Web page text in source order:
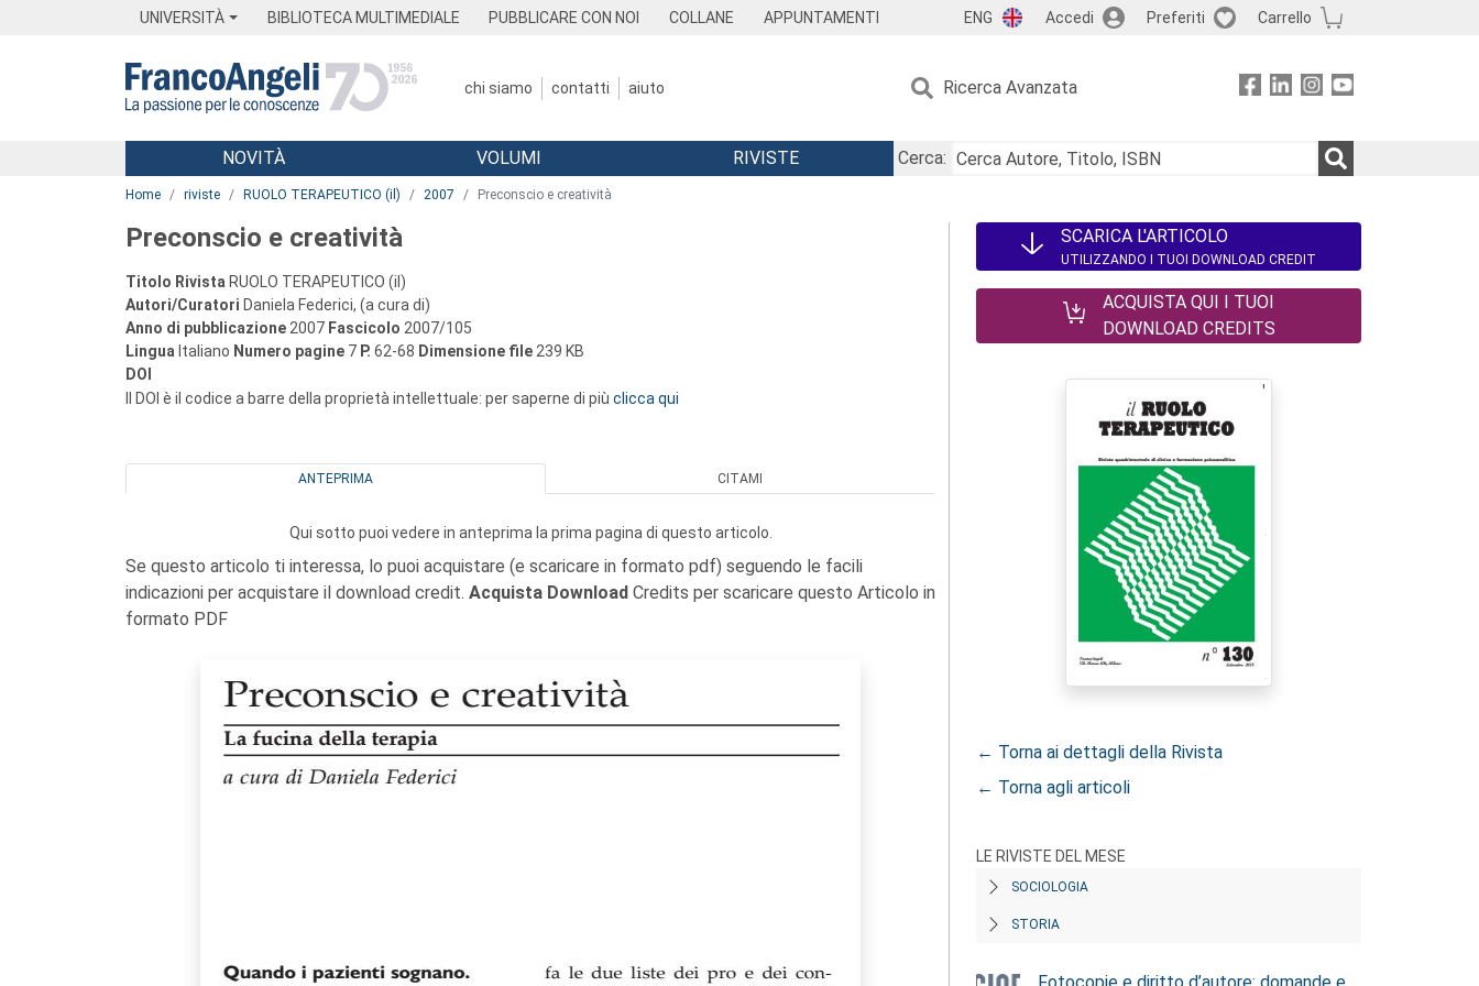
UNIVERSITÀ BIBLIOTECA MULTIMEDIALE PUBBLICARE CON NOI COLLANE APPUNTAMENTI ENG Accedi Preferiti Carrello
chi siamo contatti aiuto Ricerca Avanzata
Menu
NOVITÀ VOLUMI RIVISTE
Cerca:
Home riviste RUOLO TERAPEUTICO (il) 2007 Preconscio e creatività
Preconscio e creatività
Titolo Rivista RUOLO TERAPEUTICO (il)
Autori/Curatori Daniela Federici, (a cura di)
Anno di pubblicazione 2007 Fascicolo 2007/105
Lingua Italiano Numero pagine 7 P. 62-68 Dimensione file 239 KB
DOI
Il DOI è il codice a barre della proprietà intellettuale: per saperne di più clicca qui
ANTEPRIMA CITAMI
Qui sotto puoi vedere in anteprima la prima pagina di questo articolo.
Se questo articolo ti interessa, lo puoi acquistare (e scaricare in formato pdf) seguendo le facili
indicazioni per acquistare il download credit. Acquista Download Credits per scaricare questo Articolo in
formato PDF
SCARICA L'ARTICOLO
UTILIZZANDO I TUOI DOWNLOAD CREDIT
ACQUISTA QUI I TUOI
DOWNLOAD CREDITS
← Torna ai dettagli della Rivista
← Torna agli articoli
LE RIVISTE DEL MESE
SOCIOLOGIA
STORIA